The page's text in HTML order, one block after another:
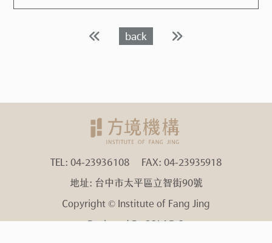
back
TEL: 04-23936108 FAX: 04-23935918
地址: 台中市太平區立智街90號
Copyright © Institute of Fang Jing
Designed By SOLAR O